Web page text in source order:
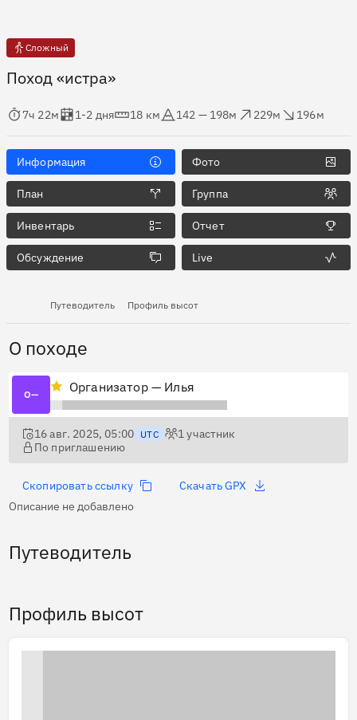
Сложный
Поход «истра»
в пути
7ч 22м
Оценка в днях
1-2 дня
Дистанция
18 км
142 — 198м
229м
196м
Информация Фото
План Группа
Инвентарь Отчет
Обсуждение Live
Путеводитель Профиль высот
О походе
О— Организатор — Илья
16 авг. 2025, 05:00 UTC 1участник
По приглашению
Скопировать ссылку
Скачать GPX
Описание не добавлено
Путеводитель
Профиль высот